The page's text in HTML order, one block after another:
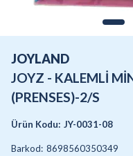
JOYLAND
JOYZ - KALEMLİ
(PRENSES)-2/S
Ürün Kodu: JY-0031-08
Barkod: 8698560350349